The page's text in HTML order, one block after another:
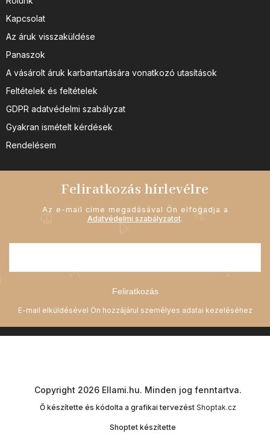
Kapcsolat
Az áruk visszaküldése
Panaszok
A vásárolt áruk karbantartására vonatkozó utasítások
Feltételek és feltételek
GDPR adatvédelmi szabályzat
Gyakran ismételt kérdések
Rendelésem
Feliratkozás hírlevélre
Az e-mail címe megadásával Ön elfogadja a
Adatvédelmi szabályzatot.
Feliratkozás
Shoptet készítette
Copyright 2026 Ellami.hu. Minden jog fenntartva.
Ő készítette és kódolta a grafikai tervezést Shoptak.cz